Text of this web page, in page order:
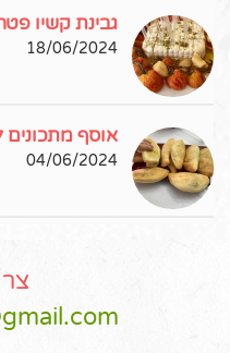
גבינת קשיו
18/06/2024
אוסף מתכונים
04/06/2024